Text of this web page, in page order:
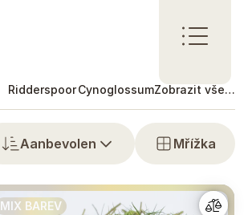
Ridderspoor CynoglossumZobrazit vše…
Aanbevolen Mřížka
MIX BAREV